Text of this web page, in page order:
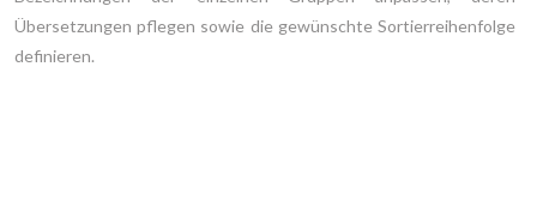
Übersetzungen pflegen sowie die gewünschte Sortierreihenfolge
definieren.